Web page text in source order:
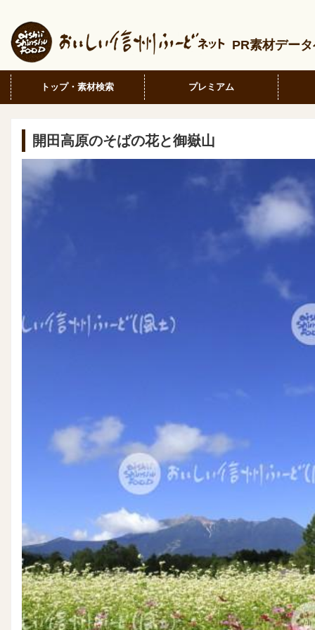
PR素材デー
トップ・素材検索 プレミアム
開田高原のそばの花と御嶽山